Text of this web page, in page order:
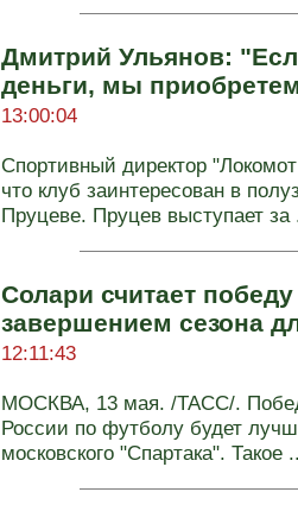
Дмитрий Ульянов:
деньги, мы
13:00:04
Спортивный директор
что клуб заинтересован в
Пруцеве. Пруцев выступает за
Солари считает
завершением сезона
12:11:43
МОСКВА, 13 мая. /ТАСС/.
России по футболу будет
московского "Спартака". Такое